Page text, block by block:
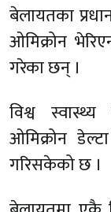
बेलायतका
ओमिक्रोन
गरेका छन् ।
विश्व
ओमिक्रोन
गरिसकेको छ ।